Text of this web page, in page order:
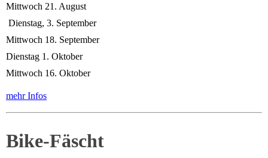
Mittwoch 21. August
Dienstag, 3. September
Mittwoch 18. September
Dienstag 1. Oktober
Mittwoch 16. Oktober
mehr Infos
Bike-Fäscht